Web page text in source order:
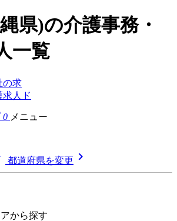
県)の介護事務・
一覧
0 メニュー
都道府県を変更 
から探す